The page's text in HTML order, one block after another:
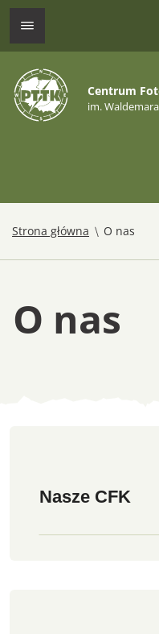
menu
Centrum
im.
Strona główna /
O nas
O nas
Nasze CFK